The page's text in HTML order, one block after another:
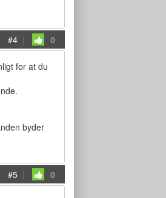
#4 | 0
for at du
byder
#5 | 0